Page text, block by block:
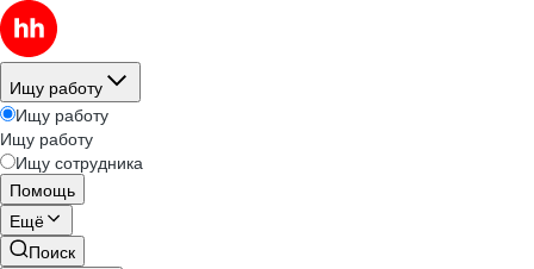
Ищу работу
Ищу работу
Ищу работу
Ищу сотрудника
Помощь
Ещё
Поиск